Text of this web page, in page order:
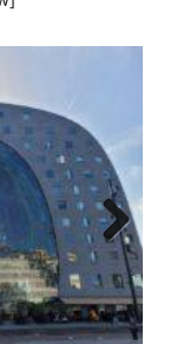
Next